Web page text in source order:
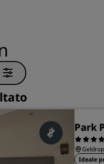
Park
Ideale